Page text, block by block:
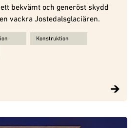
bekvämt och generöst skydd
vackra Jostedalsglaciären.
turiststugor i trä – med panoramautsikt
Konstruktion